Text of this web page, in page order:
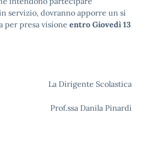
in servizio, dovranno apporre un sì
per presa visione entro Giovedì 13
La Dirigente Scolastica
Prof.ssa Danila Pinardi